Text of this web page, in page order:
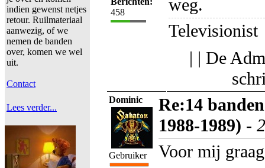
indien gewenst netjes
retour. Ruilmateriaal
aanwezig, of we
nemen de banden
over, komen we wel
uit.
Contact
Lees verder...
458
weg.
Televisionist
| | De
Dominic
Gebruiker
Re:14
1988-1989) -
Voor mij